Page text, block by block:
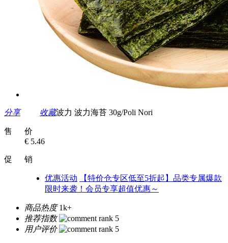
分享 收藏波力 波力海苔 30g/Poli Nori
售 价
€ 5.46
促 销
优惠活动
【特价仓专区低至5折起】品类专属爆款
限时来袭！会员专享超值优惠～
商品热度 1k+
推荐指数
用户评价